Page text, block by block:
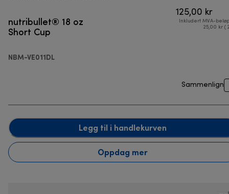
nutribullet® 18 oz
Short Cup
NBM-VE011DL
125,00 kr
Inkludert MVA-
25,00 kr (
Sammenlign
Legg til i handlekurven
Oppdag mer